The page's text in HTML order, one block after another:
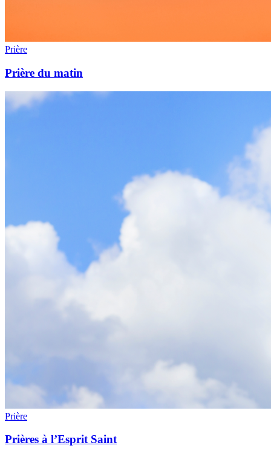
Prière
Prière du matin
Prière
Prières à l’Esprit Saint